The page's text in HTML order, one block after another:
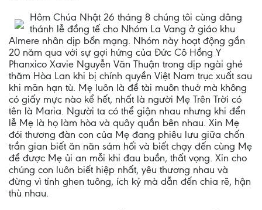
Hôm Chúa Nhật 26 tháng 8 chúng tôi cùng dâng
thánh lễ đồng tế cho Nhóm La Vang ở giáo khu
Almere nhân dịp bổn mạng. Nhóm này hoạt động gần
20 năm qua với sự gợi hứng của Đức Cô Hồng Y
Phanxico Xavie Nguyễn Văn Thuận trong dịp ngài ghé
thăm Hòa Lan khi bị chính quyền Việt Nam trục xuất sau
khi mãn hạn tù. Mẹ luôn là đề tài muôn thuở mà không
có giấy mực nào kể hết, nhất là người Mẹ Trên Trời có
tên là Maria. Người ta có thể giận nhau nhưng khi đển
lễ Mẹ là họ làm hòa và quây quần bên nhau. Xin Mẹ
đói thương đàn con của Mẹ đang phiêu lưu giữa chốn
trần gian biết ăn năn sám hối và biết chạy đến cùng Mẹ
để được Mẹ ủi an mỗi khi đau buồn, thất vọng. Xin cho
chúng con luôn biết hiệp nhất, yêu thương nhau và
đừng vì tính ghen tuông, ích kỷ mà dẫn đến chia rẽ, hận
thù nhau.